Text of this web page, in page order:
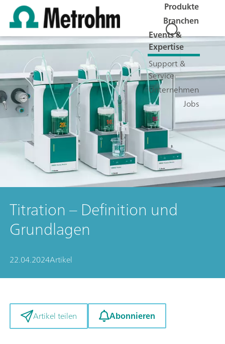
Produkte
Branchen
Events &
Expertise
Support &
Service
Unternehmen
Jobs
Titration – Definition und
Grundlagen
22.04.2024Artikel
Artikel teilen Abonnieren